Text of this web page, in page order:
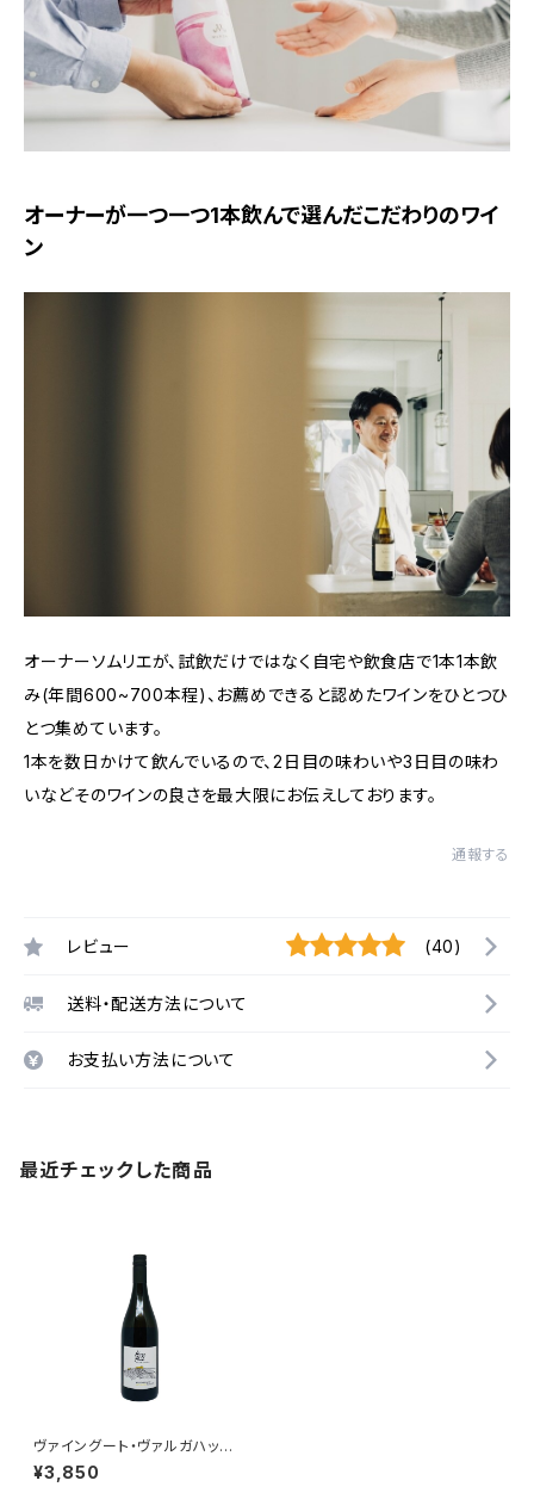
オーナーが一つ一つ1本飲んで選んだこだわりのワイ
ン
オーナーソムリエが、試飲だけではなく自宅や飲食店で1本1本飲
み(年間600~700本程)、お薦めできると認めたワインをひとつひ
とつ集めています。
1本を数日かけて飲んでいるので、2日目の味わいや3日目の味わ
いなどそのワインの良さを最大限にお伝えしております。
通報する
レビュー (40)
送料・配送方法について
お支払い方法について
最近チェックした商品
ヴァイングート・ヴァルガハッ
ク ヴェルシュリースリング・シ
ーファー 2020
¥3,850